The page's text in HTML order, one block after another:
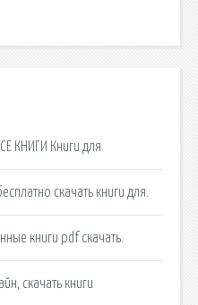
КНИГИ Книги для.
скачать книги для.
книги pdf скачать.
скачать книги